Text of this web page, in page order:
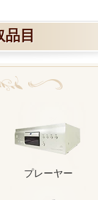
品目
プレーヤー